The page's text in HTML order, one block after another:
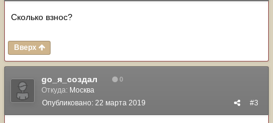
Сколько взнос?
Вверх
go_я_создал 0
Откуда: Москва
#3
Опубликовано: 22 марта 2019